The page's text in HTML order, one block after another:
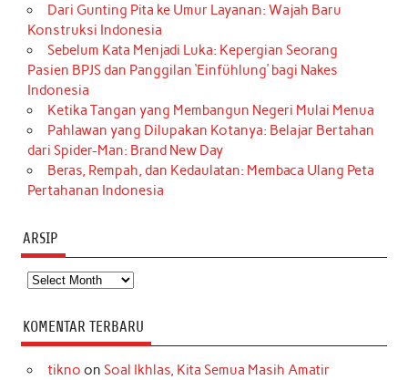
Dari Gunting Pita ke Umur Layanan: Wajah Baru
Konstruksi Indonesia
Sebelum Kata Menjadi Luka: Kepergian Seorang
Pasien BPJS dan Panggilan ‘Einfühlung’ bagi Nakes
Indonesia
Ketika Tangan yang Membangun Negeri Mulai Menua
Pahlawan yang Dilupakan Kotanya: Belajar Bertahan
dari Spider-Man: Brand New Day
Beras, Rempah, dan Kedaulatan: Membaca Ulang Peta
Pertahanan Indonesia
ARSIP
Arsip
KOMENTAR TERBARU
tikno on Soal Ikhlas, Kita Semua Masih Amatir